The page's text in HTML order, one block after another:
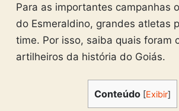
Para as importantes campanhas
do Esmeraldino, grandes atletas
time. Por isso, saiba quais foram
artilheiros da história do Goiás.
Conteúdo [Exibir]